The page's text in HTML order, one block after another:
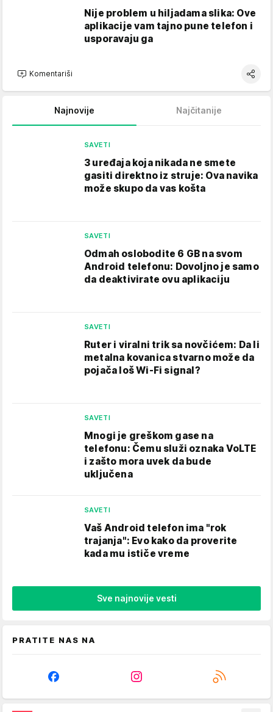
Nije problem u hiljadama slika: Ove
aplikacije vam tajno pune telefon i
usporavaju ga
Komentariši
Najnovije Najčitanije
SAVETI
3 uređaja koja nikada ne smete
gasiti direktno iz struje: Ova navika
može skupo da vas košta
SAVETI
Odmah oslobodite 6 GB na svom
Android telefonu: Dovoljno je samo
da deaktivirate ovu aplikaciju
SAVETI
Ruter i viralni trik sa novčićem: Da li
metalna kovanica stvarno može da
pojača loš Wi-Fi signal?
SAVETI
Mnogi je greškom gase na
telefonu: Čemu služi oznaka VoLTE
i zašto mora uvek da bude
uključena
SAVETI
Vaš Android telefon ima "rok
trajanja": Evo kako da proverite
kada mu ističe vreme
Sve najnovije vesti
PRATITE NAS NA